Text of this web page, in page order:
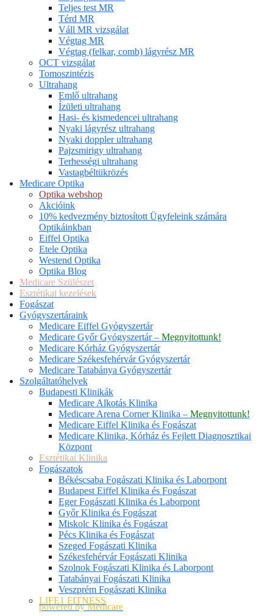
Teljes test MR
Térd MR
Váll MR vizsgálat
Végtag MR
Végtag (felkar, comb) lágyrész MR
OCT vizsgálat
Tomoszintézis
Ultrahang
Emlő ultrahang
Ízületi ultrahang
Hasi- és kismedencei ultrahang
Nyaki lágyrész ultrahang
Nyaki doppler ultrahang
Pajzsmirigy ultrahang
Terhességi ultrahang
Vastagbéltükrözés
Medicare Optika
Optika webshop
Akcióink
10% kedvezmény biztosított Ügyfeleink számára
Optikáinkban
Eiffel Optika
Etele Optika
Westend Optika
Optika Blog
Medicare Szülészet
Esztétikai kezelések
Fogászat
Gyógyszertáraink
Medicare Eiffel Gyógyszertár
Medicare Győr Gyógyszertár – Megnyitottunk!
Medicare Kórház Gyógyszertár
Medicare Székesfehérvár Gyógyszertár
Medicare Tatabánya Gyógyszertár
Szolgáltatóhelyek
Budapesti Klinikák
Medicare Alkotás Klinika
Medicare Arena Corner Klinika – Megnyitottunk!
Medicare Eiffel Klinika és Fogászat
Medicare Klinika, Kórház és Fejlett Diagnosztikai
Központ
Esztétikai Klinika
Fogászatok
Békéscsaba Fogászati Klinika és Laborpont
Budapest Eiffel Klinika és Fogászat
Eger Fogászati Klinika és Laborpont
Győr Klinika és Fogászat
Miskolc Klinika és Fogászat
Pécs Klinika és Fogászat
Szeged Fogászati Klinika
Székesfehérvár Fogászati Klinika
Szolnok Fogászati Klinika és Laborpont
Tatabányai Fogászati Klinika
Veszprém Fogászati Klinika
LIFE1 FITNESS
powered by Medicare